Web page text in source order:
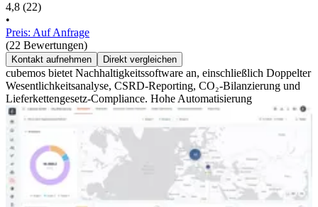
4,8 (22)
•
Preis: Auf Anfrage
(22 Bewertungen)
Kontakt aufnehmen Direkt vergleichen
cubemos bietet Nachhaltigkeitssoftware an, einschließlich Doppelter
Wesentlichkeitsanalyse, CSRD-Reporting, CO₂-Bilanzierung und
Lieferkettengesetz-Compliance. Hohe Automatisierung